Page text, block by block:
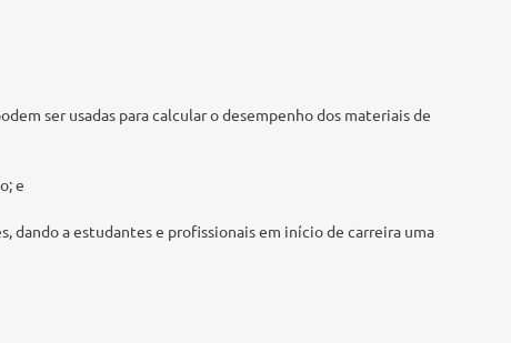
ser usadas para calcular o desempenho dos materiais de
e
dando a estudantes e profissionais em início de carreira uma